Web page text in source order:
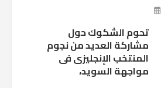
وأنه سيستم...
تحوم الشكوك حول
مشاركة العديد من نجوم
المنتخب الإنجليزى فى
مواجهة السويد،